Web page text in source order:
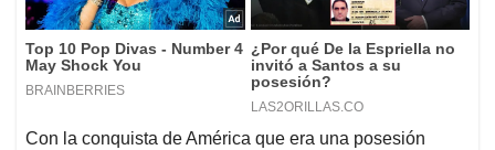
Con la conquista de América que era una posesión